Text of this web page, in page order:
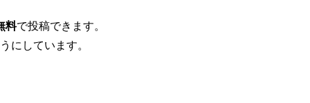
料で投稿できます。
にしています。